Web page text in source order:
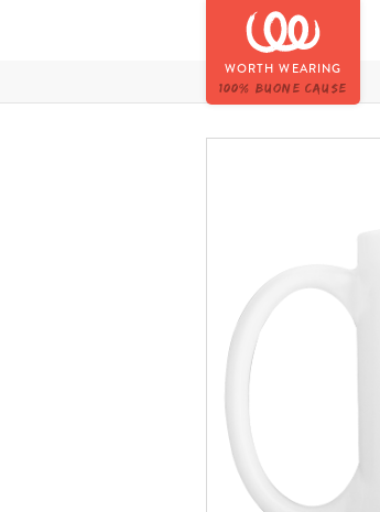
WORTH WEARING
100% BUONE CAUSE